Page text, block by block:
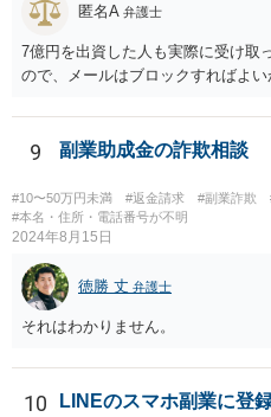
匿名A 弁護士
7億円を出資した人も実際に受け取
ので、メールはブロックすればよい
9 副業助成金の詐欺相談
#10〜50万円未満 #返金請求 #副業詐欺
#本名・住所・電話番号が不明
2024年8月15日
徳勝 丈 弁護士
それはわかりません。
10
LINEのスマホ副業に登